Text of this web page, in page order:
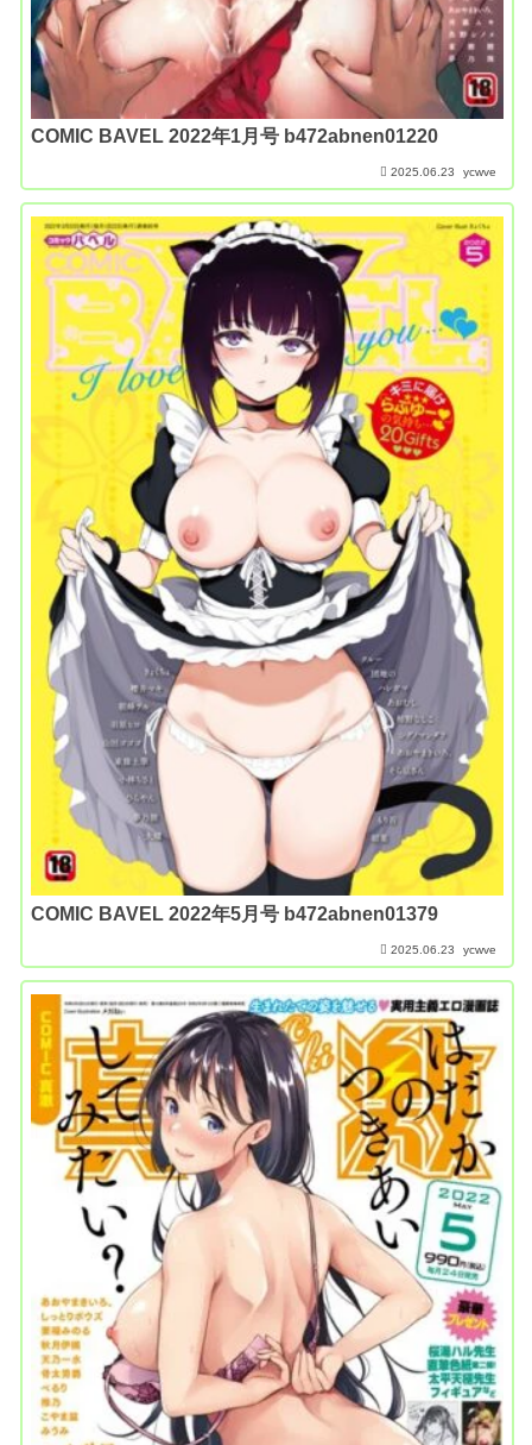
COMIC BAVEL 2022年1月号 b472abnen01220
2025.06.23 ycwve
COMIC BAVEL 2022年5月号 b472abnen01379
2025.06.23 ycwve